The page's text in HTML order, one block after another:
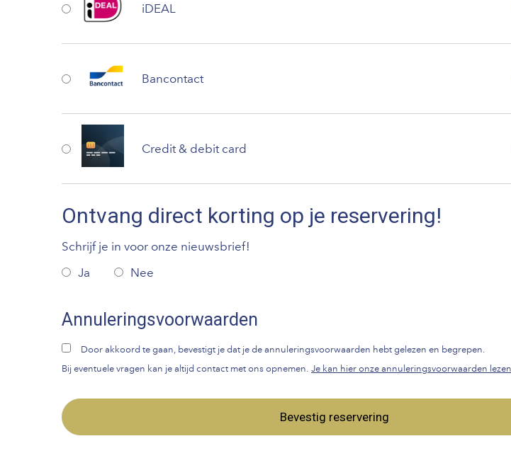
iDEAL
Bancontact
Credit & debit card
Ontvang direct korting op je reservering!
Schrijf je in voor onze nieuwsbrief!
Ja
Nee
Annuleringsvoorwaarden
Door akkoord te gaan, bevestigt je dat je de annuleringsvoorwaarden hebt gelezen en begrepen.
Bij eventuele vragen kan je altijd contact met ons opnemen. Je kan hier onze annuleringsvoorwaarden lezen
Bevestig reservering